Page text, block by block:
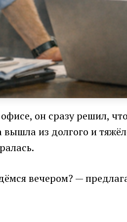
он сразу решил,
из долгого и
вечером? —